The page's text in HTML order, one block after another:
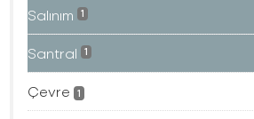
Salınım 1
Santral 1
Çevre 1